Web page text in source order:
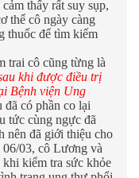
thấy rất suy sụp,
thể cô ngày càng
thuốc để tìm kiếm
trai cô cũng từng là
khi được điều trị
Bệnh viện Ung
đã có phần co lại
tức cùng ngực đã
nên đã giới thiệu cho
03, cô Lương và
khi kiểm tra sức khỏe